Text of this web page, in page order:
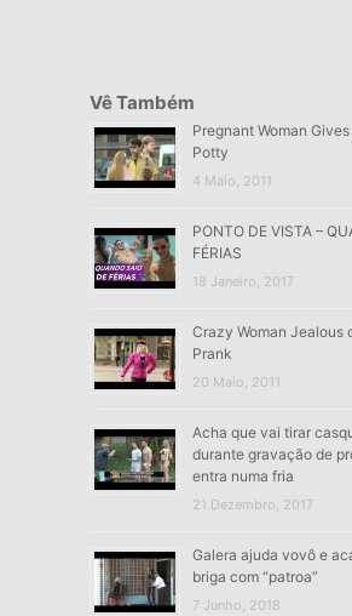
Vê Também
Pregnant Woman
Potty
4 Maio, 2011
PONTO DE VISTA –
FÉRIAS
18 Janeiro, 2017
Crazy Woman Jealous
Prank
20 Maio, 2011
Acha que vai tirar
durante gravação de
entra numa fria
21 Dezembro, 2017
Galera ajuda vovô e
briga com “patroa”
7 Junho, 2018